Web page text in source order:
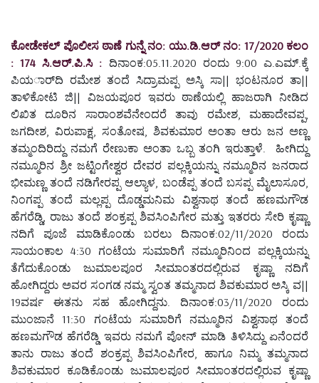
ಕೋಡೇಕಲ್ ಪೊಲೀಸ ಠಾಣೆ ಗುನ್ನೆ ನಂ: ಯು.ಡಿ.ಆರ್ ನಂ: 17/2020 ಕಲಂ
: 174 ಸಿ.ಆರ್.ಪಿ.ಸಿ : ದಿನಾಂಕ:05.11.2020 ರಂದು 9:00 ಎ.ಎಮ್.ಕ್ಕೆ
ಪಿಯರ್ಾದಿ ರಮೇಶ ತಂದೆ ಸಿದ್ರಾಮಪ್ಪ ಅಸ್ಕಿ ಸಾ|| ಭಂಟನೂರ ತಾ||
ತಾಳಿಕೋಟಿ ಜಿ|| ವಿಜಯಪೂರ ಇವರು ಠಾಣೆಯಲ್ಲಿ ಹಾಜರಾಗಿ ನೀಡಿದ
ಲಿಖಿತ ದೂರಿನ ಸಾರಾಂಶವೆನೇಂದರೆ ತಾವು ರಮೇಶ, ಮಹಾದೇವಪ್ಪ,
ಜಗದೀಶ, ವಿರುಪಾಕ್ಷ, ಸಂತೋಷ, ಶಿವಕುಮಾರ ಅಂತಾ ಆರು ಜನ ಅಣ್ಣ
ತಮ್ಮಂದಿರಿದ್ದು ನಮಗೆ ರೇಣುಕಾ ಅಂತಾ ಒಬ್ಬ ತಂಗಿ ಇರುತ್ತಾಳೆ. ಹೀಗಿದ್ದು
ನಮ್ಮೂರಿನ ಶ್ರೀ ಜಟ್ಟಿಂಗೇಶ್ವರ ದೇವರ ಪಲ್ಲಕ್ಕಿಯನ್ನು ನಮ್ಮೂರಿನ ಜನರಾದ
ಭೀಮಣ್ಣ ತಂದೆ ನಡಿಗೇರಪ್ಪ ಆಲ್ಯಾಳ, ಬಂಡೆಪ್ಪ ತಂದೆ ಬಸಪ್ಪ ಮೈಲಾಸೂರ,
ನಿಂಗಪ್ಪ ತಂದೆ ಮಲ್ಲಪ್ಪ ದೊಡ್ಡಮನಿಮ ವಿಶ್ವನಾಥ ತಂದೆ ಹಣಮಗೌಡ
ಹೆಗರೆಡ್ಡಿ, ರಾಜು ತಂದೆ ಶಂಕ್ರಪ್ಪ ಶಿವಸಿಂಪಿಗೇರ ಮತ್ತು ಇತರರು ಸೇರಿ ಕೃಷ್ಣಾ
ನದಿಗೆ ಪೂಜೆ ಮಾಡಿಕೊಂಡು ಬರಲು ದಿನಾಂಕ:02/11/2020 ರಂದು
ಸಾಯಂಕಾಲ 4:30 ಗಂಟೆಯ ಸುಮಾರಿಗೆ ನಮ್ಮೂರಿನಿಂದ ಪಲ್ಲಕ್ಕಿಯನ್ನು
ತೆಗೆದುಕೊಂಡು ಜುಮಾಲಪೂರ ಸೀಮಾಂತರದಲ್ಲಿರುವ ಕೃಷ್ಣಾ ನದಿಗೆ
ಹೋಗಿದ್ದರು ಅವರ ಸಂಗಡ ನಮ್ಮ ಸ್ವಂತ ತಮ್ಮನಾದ ಶಿವಕುಮಾರ ಅಸ್ಕಿ ವ||
19ವರ್ಷ ಈತನು ಸಹ ಹೋಗಿದ್ದನು. ದಿನಾಂಕ:03/11/2020 ರಂದು
ಮುಂಜಾನೆ 11:30 ಗಂಟೆಯ ಸುಮಾರಿಗೆ ನಮ್ಮೂರಿನ ವಿಶ್ವನಾಥ ತಂದೆ
ಹಣಮಗೌಡ ಹೆಗರೆಡ್ಡಿ ಇವರು ನಮಗೆ ಪೋನ್ ಮಾಡಿ ತಿಳಿಸಿದ್ದು ಏನೆಂದರೆ
ತಾನು ರಾಜು ತಂದೆ ಶಂಕ್ರಪ್ಪ ಶಿವಸಿಂಪಿಗೇರ, ಹಾಗೂ ನಿಮ್ಮ ತಮ್ಮನಾದ
ಶಿವಕುಮಾರ ಕೂಡಿಕೊಂಡು ಜುಮಾಲಪೂರ ಸೀಮಾಂತರದಲ್ಲಿರುವ ಕೃಷ್ಣಾ